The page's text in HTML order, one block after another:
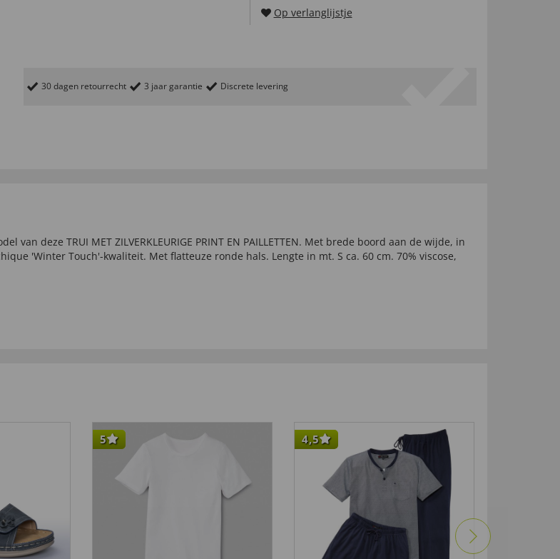
Op verlanglijstje
30 dagen retourrecht 3 jaar garantie Discrete levering
deze TRUI MET ZILVERKLEURIGE PRINT EN PAILLETTEN. Met brede boord aan de wijde, in
'Winter Touch'-kwaliteit. Met flatteuze ronde hals. Lengte in mt. S ca. 60 cm. 70% viscose,
5 4,5